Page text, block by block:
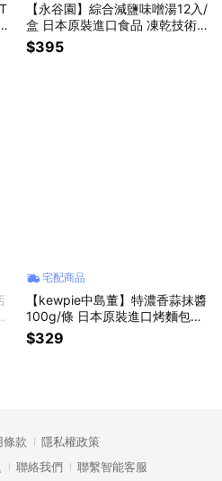
【永谷園】綜合減鹽味噌湯12入/
盒 日本原裝進口食品 凍乾技術
低鈉減塩 宵夜消夜夜宵 露營野
炊 辦公室下午茶 懶人速食即飲
$395
宅配商品
【kewpie中島董】特濃香蒜抹醬
100g/條 日本原裝進口烤麵包吐
司抹醬料理調味醬蒜香醬早餐點
心宵夜下午茶戶外露營野餐歐式
$329
條款
隱私權政策
聯絡我們 聯繫智能客服